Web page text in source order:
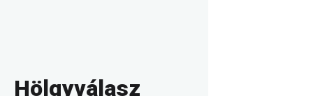
Hölgyválasz